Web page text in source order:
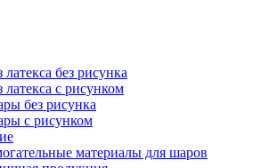
без рисунка
с рисунком
без рисунка
с рисунком
материалы для шаров